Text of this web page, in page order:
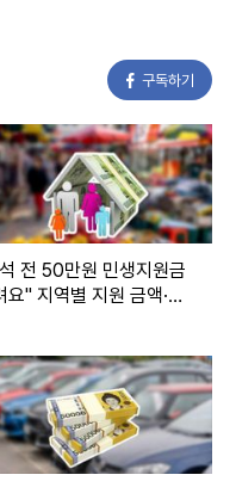
구독하기
전 50만원 민생지원금
요" 지역별 지원 금액·지